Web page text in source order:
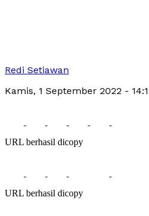
Redi Setiawan
Kamis, 1 September 2022 -
URL berhasil dicopy
URL berhasil dicopy